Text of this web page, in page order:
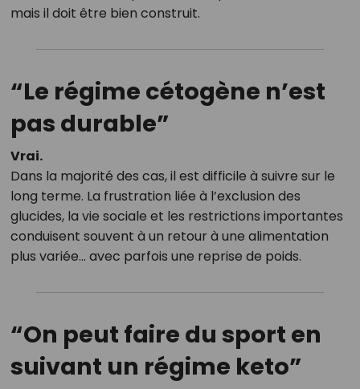
mais il doit être bien construit.
“Le régime cétogène n’est
pas durable”
Vrai.
Dans la majorité des cas, il est difficile à suivre sur le
long terme. La frustration liée à l’exclusion des
glucides, la vie sociale et les restrictions importantes
conduisent souvent à un retour à une alimentation
plus variée… avec parfois une reprise de poids.
“On peut faire du sport en
suivant un régime keto”